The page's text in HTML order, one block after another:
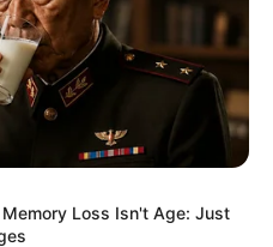
Loss Isn't Age: Just